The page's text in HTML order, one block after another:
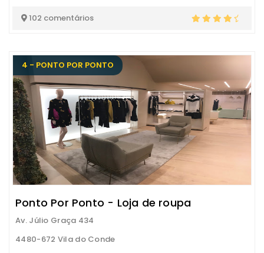
102 comentários
4 - PONTO POR PONTO
Ponto Por Ponto - Loja de roupa
Av. Júlio Graça 434
4480-672 Vila do Conde